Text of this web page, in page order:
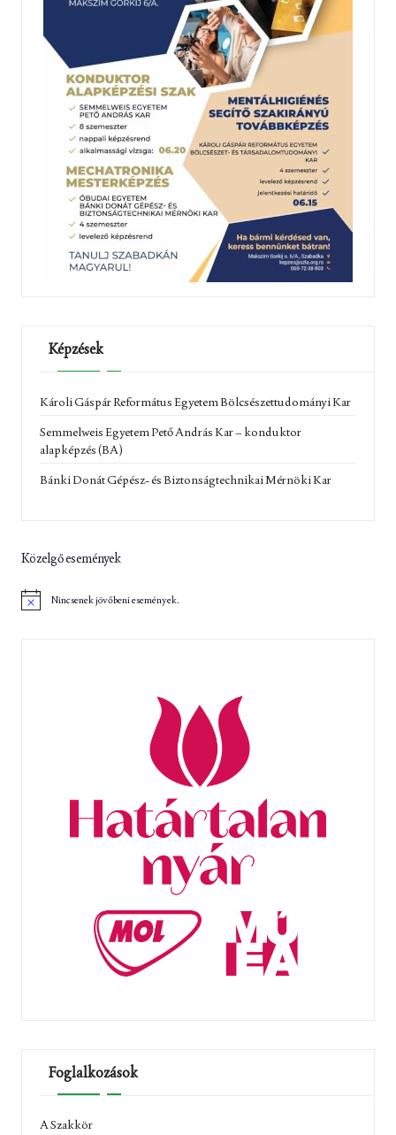
Képzések
Károli Gáspár Református Egyetem Bölcsészettudományi Kar
Semmelweis Egyetem Pető András Kar – konduktor
alapképzés (BA)
Bánki Donát Gépész- és Biztonságtechnikai Mérnöki Kar
Közelgő események
Nincsenek jövőbeni események.
Foglalkozások
A Szakkör